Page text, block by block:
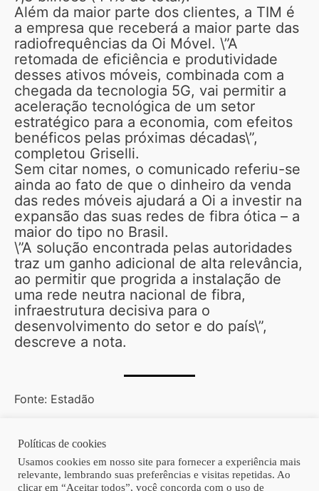
Além da maior parte dos clientes, a TIM é
a empresa que receberá a maior parte das
radiofrequências da Oi Móvel. \”A
retomada de eficiência e produtividade
desses ativos móveis, combinada com a
chegada da tecnologia 5G, vai permitir a
aceleração tecnológica de um setor
estratégico para a economia, com efeitos
benéficos pelas próximas décadas\”,
completou Griselli.
Sem citar nomes, o comunicado referiu-se
ainda ao fato de que o dinheiro da venda
das redes móveis ajudará a Oi a investir na
expansão das suas redes de fibra ótica – a
maior do tipo no Brasil.
\”A solução encontrada pelas autoridades
traz um ganho adicional de alta relevância,
ao permitir que progrida a instalação de
uma rede neutra nacional de fibra,
infraestrutura decisiva para o
desenvolvimento do setor e do país\”,
descreve a nota.
Fonte: Estadão
Copyright © 2026 | Homero Costa Advogados
Políticas de cookies
Usamos cookies em nosso site para fornecer a experiência mais
relevante, lembrando suas preferências e visitas repetidas. Ao
clicar em “Aceitar todos”, você concorda com o uso de